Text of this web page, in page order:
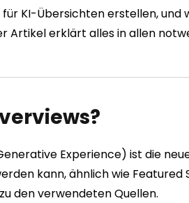
KI-Übersichten erstellen, und
Artikel erklärt alles in allen
Experience) ist die
kann, ähnlich wie Featured
den verwendeten Quellen.